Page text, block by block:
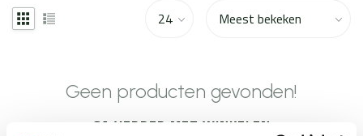
Geen producten gevonden!
GA VERDER MET WINKELEN